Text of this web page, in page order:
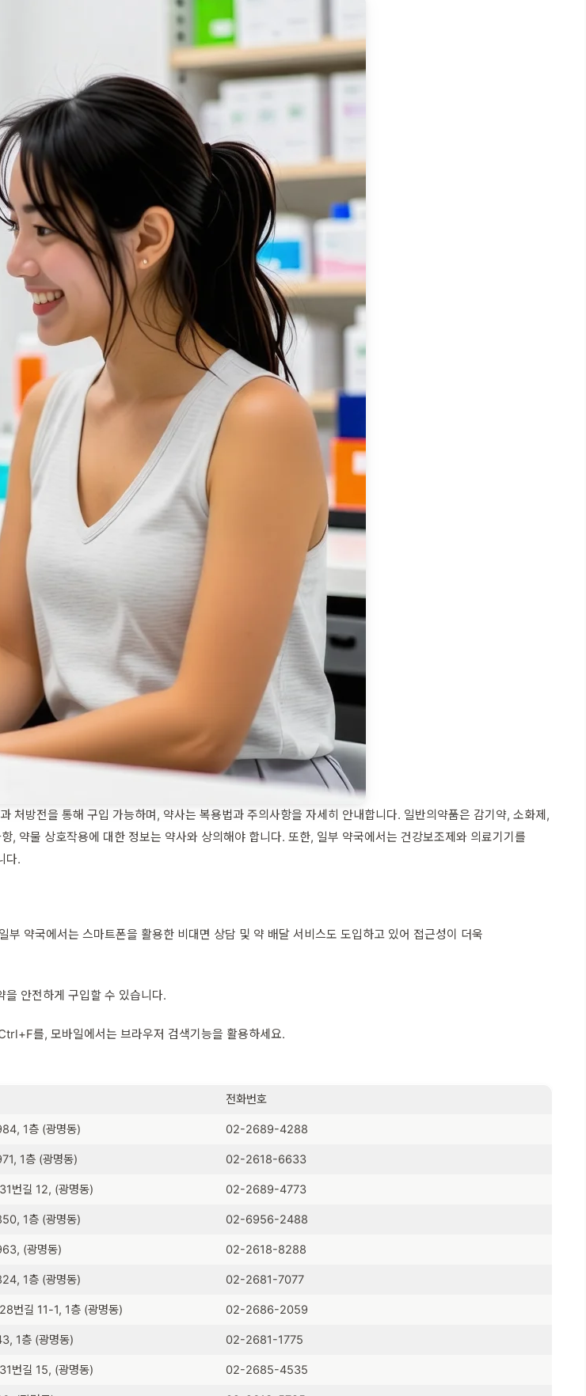
처방전을 통해 구입 가능하며, 약사는 복용법과 주의사항을 자세히 안내합니다. 일반의약품은 감기약, 소화제,
약물 상호작용에 대한 정보는 약사와 상의해야 합니다. 또한, 일부 약국에서는 건강보조제와 의료기기를
다.
약국에서는 스마트폰을 활용한 비대면 상담 및 약 배달 서비스도 도입하고 있어 접근성이 더욱
안전하게 구입할 수 있습니다.
를, 모바일에서는 브라우저 검색기능을 활용하세요.
전화번호
1층 (광명동) 02-2689-4288
1층 (광명동) 02-2618-6633
번길 12, (광명동) 02-2689-4773
1층 (광명동) 02-6956-2488
(광명동) 02-2618-8288
1층 (광명동) 02-2681-7077
번길 11-1, 1층 (광명동) 02-2686-2059
1층 (광명동) 02-2681-1775
번길 15, (광명동) 02-2685-4535